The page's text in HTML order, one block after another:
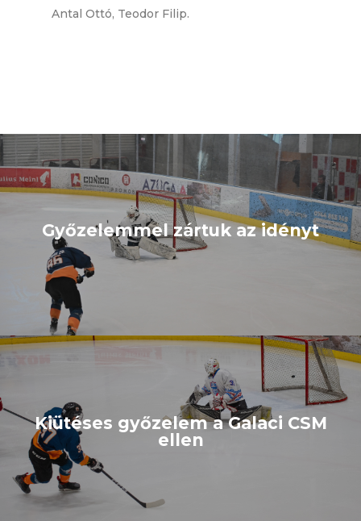
Antal Ottó, Teodor Filip.
Győzelemmel zártuk az idényt
Kiütéses győzelem a Galaci CSM
ellen